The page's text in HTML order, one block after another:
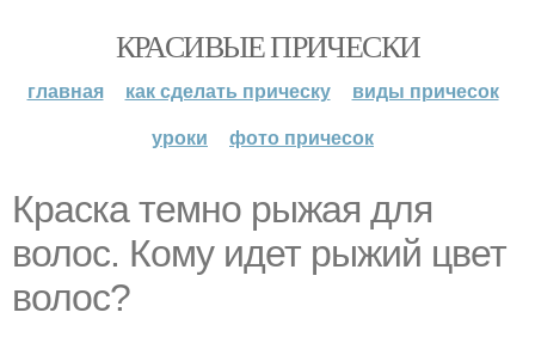
КРАСИВЫЕ ПРИЧЕСКИ
главная как сделать прическу
виды причесок
уроки
фото причесок
Краска темно рыжая для
волос. Кому идет рыжий цвет
волос?